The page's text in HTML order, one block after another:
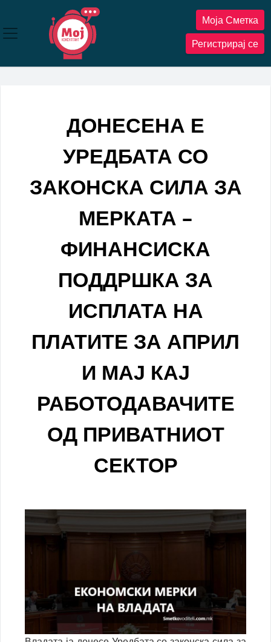
содржината
Моја Сметка
Регистрирај се
ДОНЕСЕНА Е
УРЕДБАТА СО
ЗАКОНСКА СИЛА ЗА
МЕРКАТА –
ФИНАНСИСКА
ПОДДРШКА ЗА
ИСПЛАТА НА
ПЛАТИТЕ ЗА АПРИЛ
И МАЈ КАЈ
РАБОТОДАВАЧИТЕ
ОД ПРИВАТНИОТ
СЕКТОР